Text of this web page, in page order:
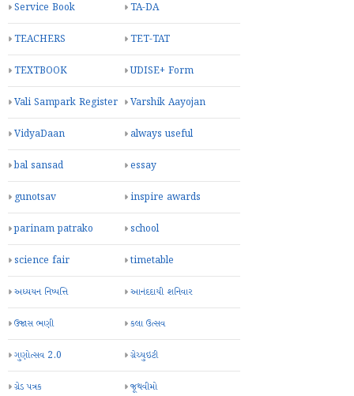
Service Book TA-DA
TEACHERS TET-TAT
TEXTBOOK UDISE+ Form
Vali Sampark Register Varshik Aayojan
VidyaDaan always useful
bal sansad essay
gunotsav inspire awards
parinam patrako school
science fair timetable
અધ્યયન નિષ્પત્તિ આનંદદાયી શનિવાર
ઉજાસ ભણી કલા ઉત્સવ
ગુણોત્સવ 2.0 ગ્રેચ્યુઇટી
ગ્રેડ પત્રક જૂથવીમો